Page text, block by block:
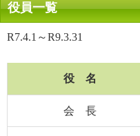
役員一覧
R7.4.1～R9.3.31
役 名
会 長